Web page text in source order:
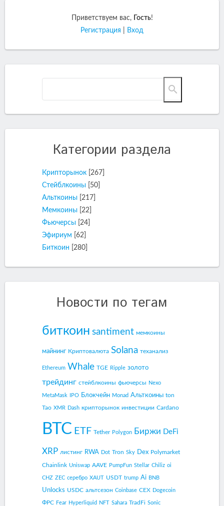
Приветствуем вас, Гость!
Регистрация
Вход
Категории раздела
Крипторынок
[267]
Стейблкоины
[50]
Альткоины
[217]
Мемкоины
[22]
Фьючерсы
[24]
Эфириум
[62]
Биткоин
[280]
Новости по тегам
биткоин santiment мемкоины
майнинг Криптовалюта Solana теханализ
Ethereum Whale TGE Ripple золото
трейдинг стейблкоины фьючерсы Nexo
MetaMask IPO Блокчейн Monad Альткоины ton
Tao XMR Dash крипторынок инвестиции Cardano
BTC ETF Tether Polygon Биржи DeFi
XRP листинг RWA Dot Tron Sky Dex Polymarket
Chainlink Uniswap AAVE PumpFun Stellar Chiliz oi
CHZ ZEC серебро XAUT USDT trump Ai BNB
Unlocks USDC альтсезон Coinbase CEX Dogecoin
ФРС Fear Hyperliquid NFT Sahara TradFi Sonic